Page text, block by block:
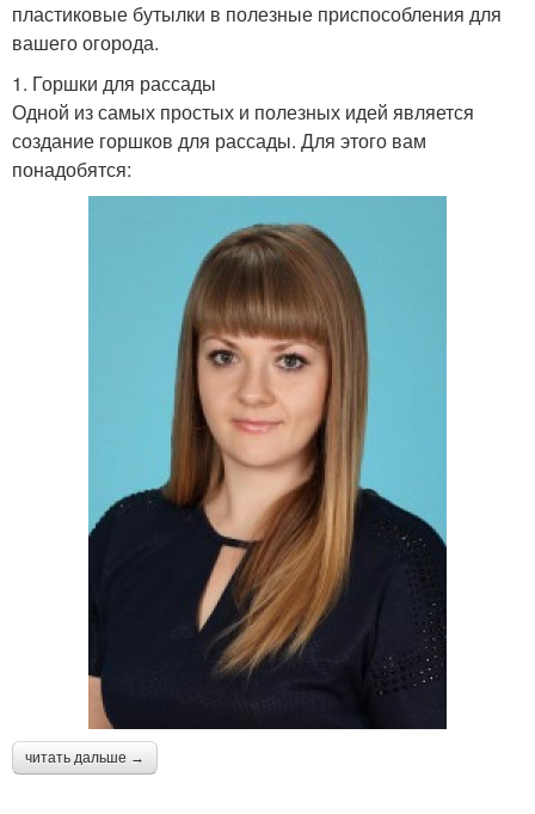
пластиковые бутылки в полезные приспособления для
вашего огорода.
1. Горшки для рассады
Одной из самых простых и полезных идей является
создание горшков для рассады. Для этого вам
понадобятся:
читать дальше →